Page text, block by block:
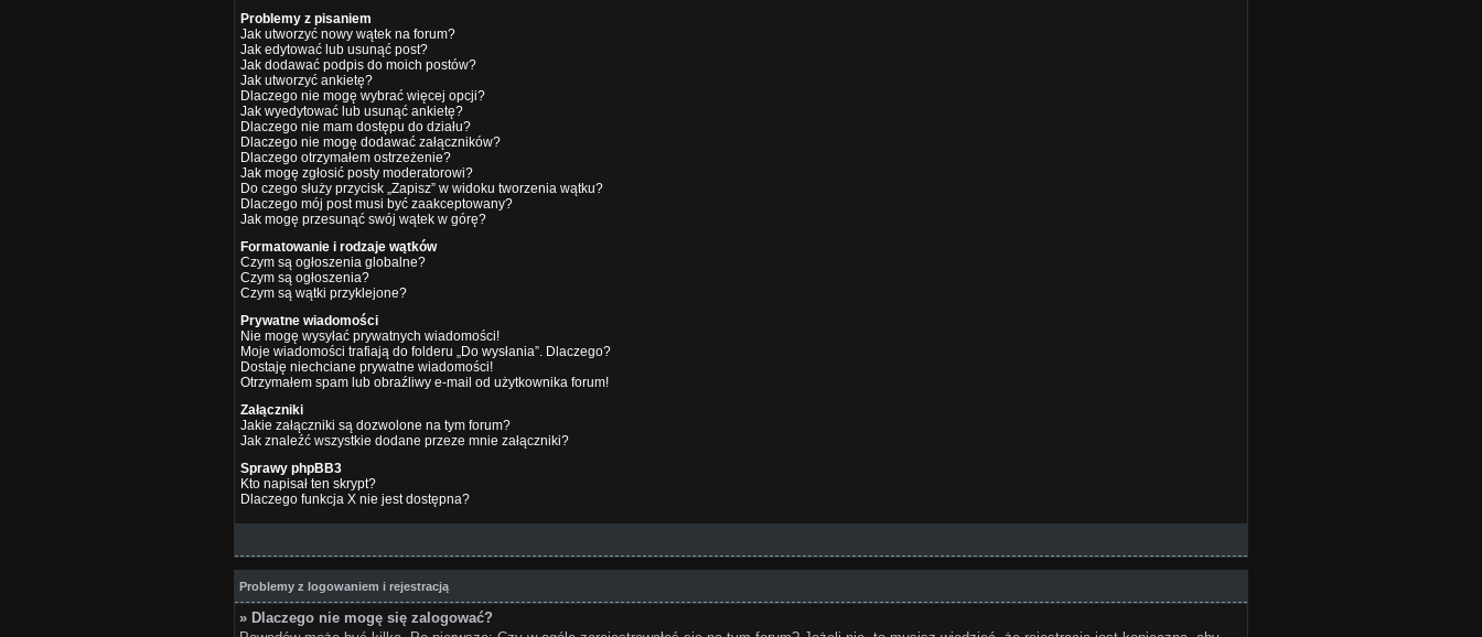
Problemy z pisaniem
Jak utworzyć nowy wątek na forum?
Jak edytować lub usunąć post?
Jak dodawać podpis do moich postów?
Jak utworzyć ankietę?
Dlaczego nie mogę wybrać więcej opcji?
Jak wyedytować lub usunąć ankietę?
Dlaczego nie mam dostępu do działu?
Dlaczego nie mogę dodawać załączników?
Dlaczego otrzymałem ostrzeżenie?
Jak mogę zgłosić posty moderatorowi?
Do czego służy przycisk „Zapisz” w widoku tworzenia wątku?
Dlaczego mój post musi być zaakceptowany?
Jak mogę przesunąć swój wątek w górę?
Formatowanie i rodzaje wątków
Czym są ogłoszenia globalne?
Czym są ogłoszenia?
Czym są wątki przyklejone?
Prywatne wiadomości
Nie mogę wysyłać prywatnych wiadomości!
Moje wiadomości trafiają do folderu „Do wysłania”. Dlaczego?
Dostaję niechciane prywatne wiadomości!
Otrzymałem spam lub obraźliwy e-mail od użytkownika forum!
Załączniki
Jakie załączniki są dozwolone na tym forum?
Jak znaleźć wszystkie dodane przeze mnie załączniki?
Sprawy phpBB3
Kto napisał ten skrypt?
Dlaczego funkcja X nie jest dostępna?
Problemy z logowaniem i rejestracją
» Dlaczego nie mogę się zalogować?